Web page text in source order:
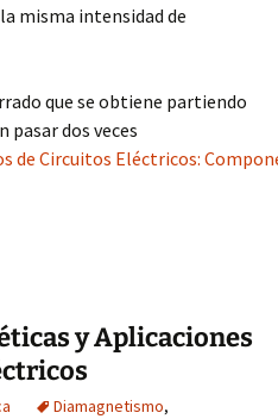
misma intensidad de
que se obtiene partiendo
pasar dos veces
de Circuitos Eléctricos:
y Aplicaciones
Diamagnetismo,